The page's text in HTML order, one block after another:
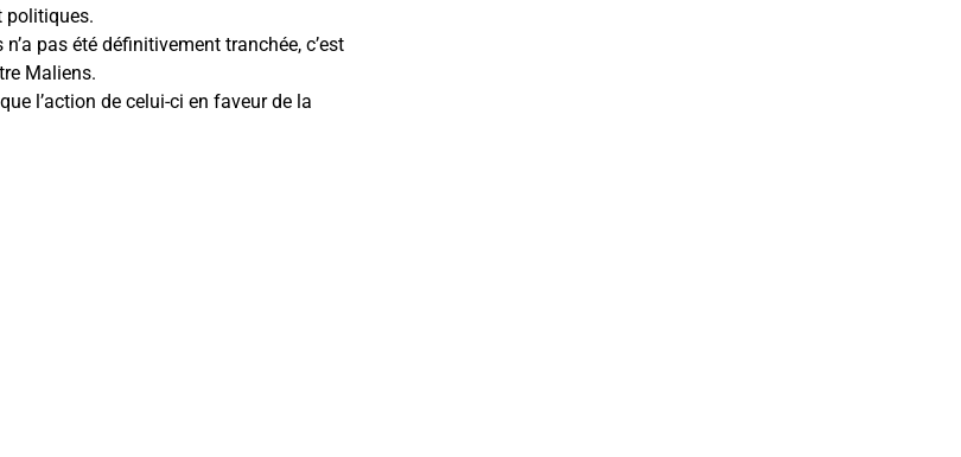
politiques.
pas été définitivement tranchée, c’est
Maliens.
l’action de celui-ci en faveur de la